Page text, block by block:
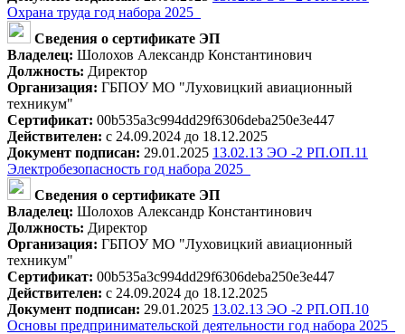
Охрана труда год набора 2025_
Сведения о сертификате ЭП
Владелец: Шолохов Александр Константинович
Должность: Директор
Организация: ГБПОУ МО "Луховицкий авиационный
техникум"
Сертификат: 00b535a3c994dd29f6306deba250e3e447
Действителен: с 24.09.2024 до 18.12.2025
Документ подписан: 29.01.2025 13.02.13 ЭО -2 РП.ОП.11
Электробезопасность год набора 2025_
Сведения о сертификате ЭП
Владелец: Шолохов Александр Константинович
Должность: Директор
Организация: ГБПОУ МО "Луховицкий авиационный
техникум"
Сертификат: 00b535a3c994dd29f6306deba250e3e447
Действителен: с 24.09.2024 до 18.12.2025
Документ подписан: 29.01.2025 13.02.13 ЭО -2 РП.ОП.10
Основы предпринимательской деятельности год набора 2025_